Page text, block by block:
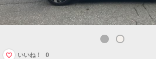
いいね！ 0